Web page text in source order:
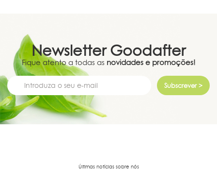
Newsletter Goodafter
Fique atento a todas as novidades e promoções!
Subscrever >
Últimas notícias sobre nós